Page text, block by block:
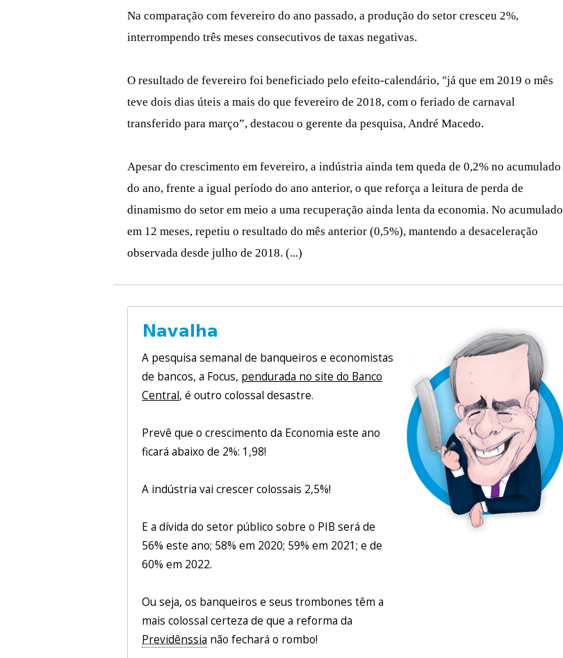
Na comparação com fevereiro do ano passado, a produção do setor cresceu 2%,
interrompendo três meses consecutivos de taxas negativas.
O resultado de fevereiro foi beneficiado pelo efeito-calendário, "já que em 2019 o mês
teve dois dias úteis a mais do que fevereiro de 2018, com o feriado de carnaval
transferido para março”, destacou o gerente da pesquisa, André Macedo.
Apesar do crescimento em fevereiro, a indústria ainda tem queda de 0,2% no acumulado
do ano, frente a igual período do ano anterior, o que reforça a leitura de perda de
dinamismo do setor em meio a uma recuperação ainda lenta da economia. No acumulado
em 12 meses, repetiu o resultado do mês anterior (0,5%), mantendo a desaceleração
observada desde julho de 2018. (...)
A pesquisa semanal de banqueiros e economistas
de bancos, a Focus, pendurada no site do Banco
Central, é outro colossal desastre.
Prevê que o crescimento da Economia este ano
ficará abaixo de 2%: 1,98!
A indústria vai crescer colossais 2,5%!
E a dívida do setor público sobre o PIB será de
56% este ano; 58% em 2020; 59% em 2021; e de
60% em 2022.
Ou seja, os banqueiros e seus trombones têm a
mais colossal certeza de que a reforma da
Previdênssia não fechará o rombo!